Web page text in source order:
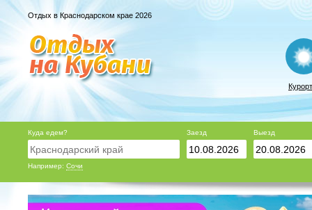
Отдых в Краснодарском крае 2026
Куда едем?
Например: Сочи
Заезд Выезд